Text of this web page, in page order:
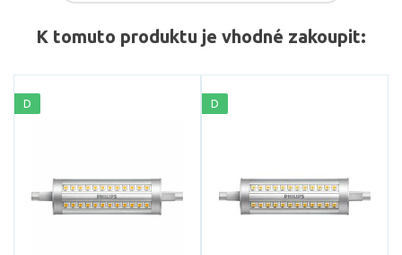
K tomuto produktu je vhodné zakoupit:
D D